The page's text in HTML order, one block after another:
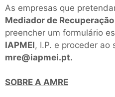
As empresas que
Mediador de
preencher um formulário
IAPMEI, I.P. e proceder ao
mre@iapmei.pt.
SOBRE A AMRE